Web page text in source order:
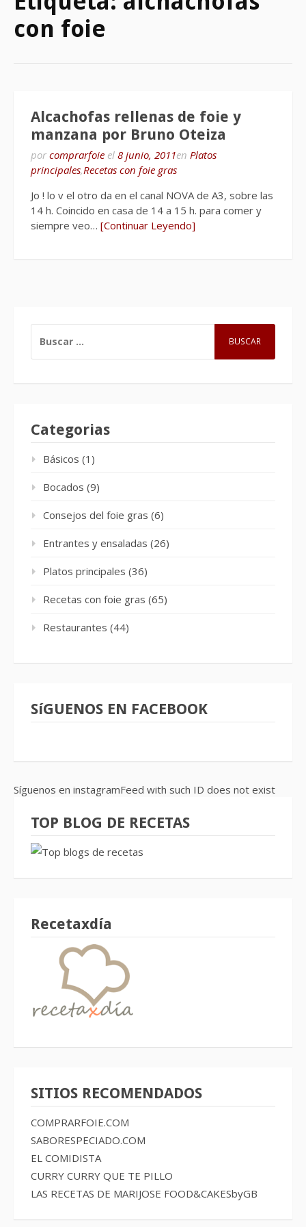
con foie
Alcachofas rellenas de foie y
manzana por Bruno Oteiza
por comprarfoie el 8 junio, 2011en Platos
principales,Recetas con foie gras
Jo ! lo v el otro da en el canal NOVA de A3, sobre las
14 h. Coincido en casa de 14 a 15 h. para comer y
siempre veo… [Continuar Leyendo]
Categorias
Básicos (1)
Bocados (9)
Consejos del foie gras (6)
Entrantes y ensaladas (26)
Platos principales (36)
Recetas con foie gras (65)
Restaurantes (44)
SíGUENOS EN FACEBOOK
Síguenos en instagramFeed with such ID does not exist
TOP BLOG DE RECETAS
Recetaxdía
SITIOS RECOMENDADOS
COMPRARFOIE.COM
SABORESPECIADO.COM
EL COMIDISTA
CURRY CURRY QUE TE PILLO
LAS RECETAS DE MARIJOSE FOOD&CAKESbyGB